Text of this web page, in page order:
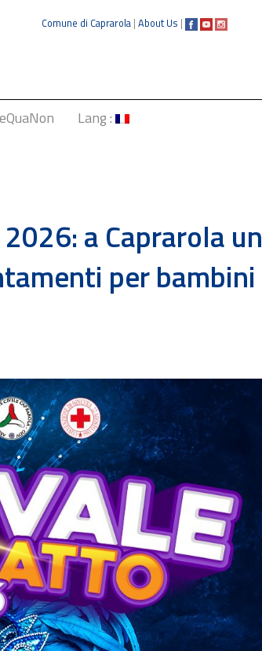
Comune di Caprarola |About Us |
Lang :
Français
Deutsch
中文
a Caprarola un
per bambini